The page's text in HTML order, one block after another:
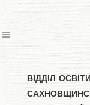
ВІДДІЛ